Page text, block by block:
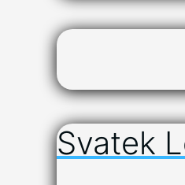
Svatek